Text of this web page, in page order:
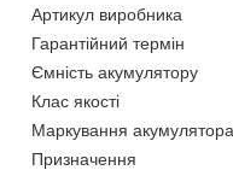
Артикул виробника
Гарантійний термін
Ємність акумулятору
Клас якості
Маркування акумулятора
Призначення